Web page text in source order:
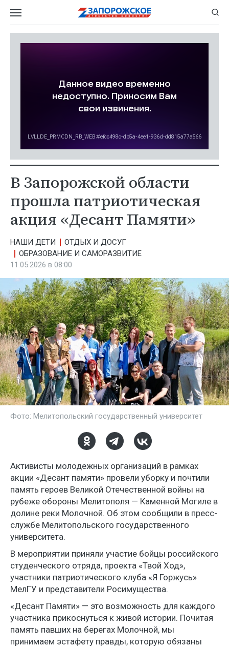
В Запорожской области
прошла патриотическая
акция «Десант Памяти»
НАШИ ДЕТИ
ОТДЫХ И ДОСУГ
ОБРАЗОВАНИЕ И САМОРАЗВИТИЕ
11.05.2026 в 08:00
Фото: Мелитопольский государственный университет
Активисты молодежных организаций в рамках
акции «Десант памяти» провели уборку и почтили
память героев Великой Отечественной войны на
рубеже обороны Мелитополя — Каменной Могиле в
долине реки Молочной. Об этом сообщили в пресс-
службе Мелитопольского государственного
университета.
В мероприятии приняли участие бойцы российского
студенческого отряда, проекта «Твой Ход»,
участники патриотического клуба «Я Горжусь»
МелГУ и представители Росимущества.
«Десант Памяти» — это возможность для каждого
участника прикоснуться к живой истории. Почитая
память павших на берегах Молочной, мы
принимаем эстафету правды, которую обязаны